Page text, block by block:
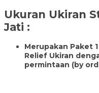
Ukuran Ukiran
Jati :
Merupakan Paket
Relief Ukiran
permintaan (by